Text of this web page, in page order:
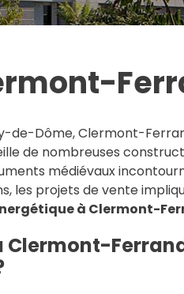
de-Dôme, Clermont-
de nombreuses
médiévaux
les projets de vente
à Clermont-